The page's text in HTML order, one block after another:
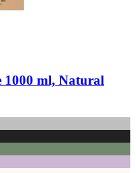
1000 ml, Natural